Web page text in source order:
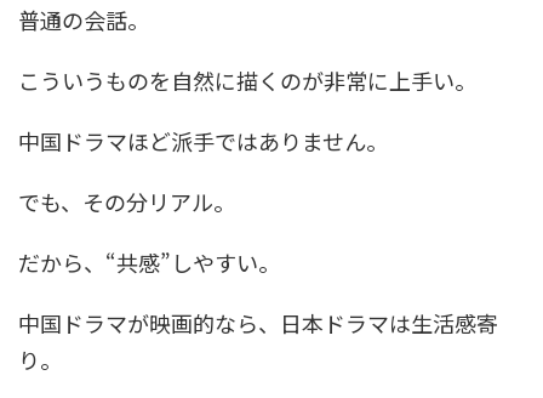
普通の会話。
こういうものを自然に描くのが非常に上手い。
中国ドラマほど派手ではありません。
でも、その分リアル。
だから、“共感”しやすい。
中国ドラマが映画的なら、日本ドラマは生活感寄
り。